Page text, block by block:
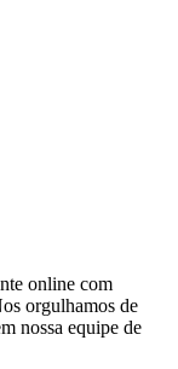
online com
orgulhamos de
nossa equipe de